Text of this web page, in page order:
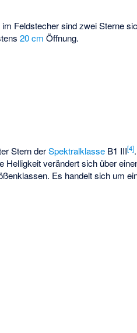
im Feldstecher sind zwei Sterne
20 cm Öffnung.
Stern derSpektralklasse B1 III[4]
Helligkeit verändert sich über
Es handelt sich um